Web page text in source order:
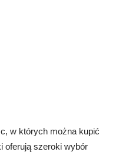
w których można kupić
oferują szeroki wybór